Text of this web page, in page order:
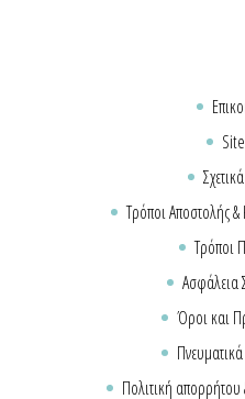
Τρόποι Αποστολής
Τρόποι
Ασφάλεια
Όροι και
Πολιτική